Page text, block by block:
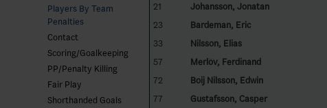
Players By Team
Penalties
Contact
Scoring/Goalkeeping
PP/Penalty Killing
Fair Play
Shorthanded Goals
21
Johansson, Jonatan
23
Bardeman, Eric
33
Nilsson, Elias
57
Merlöv, Ferdinand
72
Boij Nilsson, Edwin
77
Gustafsson, Casper